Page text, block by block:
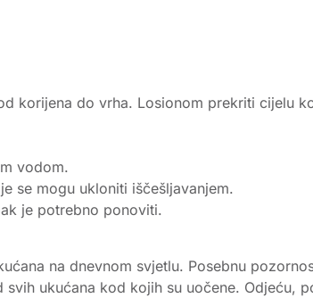
korijena do vrha. Losionom prekriti cijelu
vodom.
se mogu ukloniti iščešljavanjem.
je potrebno ponoviti.
na dnevnom svjetlu. Posebnu
ukućana kod kojih su uočene. Odjeću,